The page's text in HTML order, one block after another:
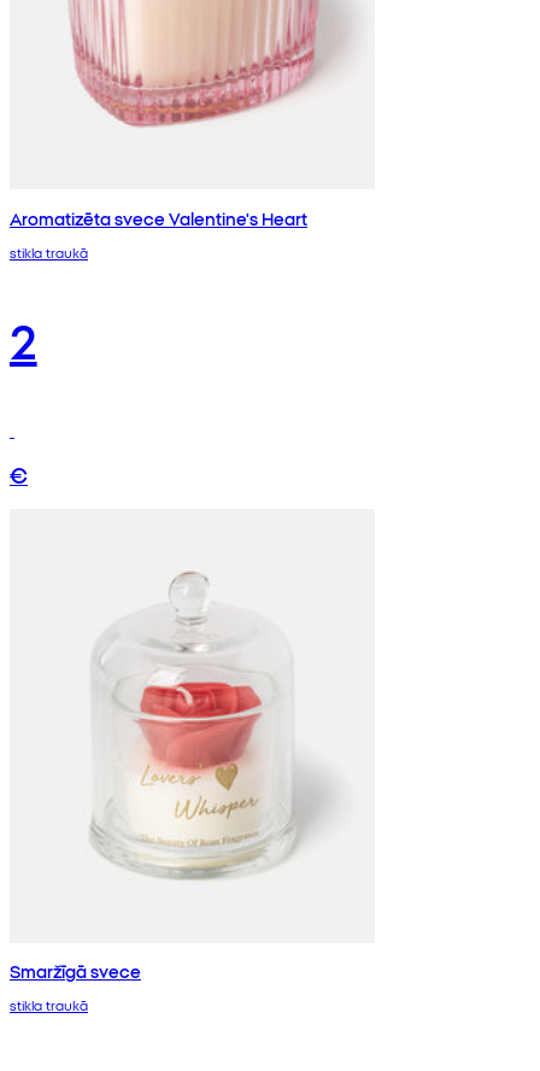
Aromatizēta svece Valentine's Heart
stikla traukā
2
€
Smaržīgā svece
stikla traukā